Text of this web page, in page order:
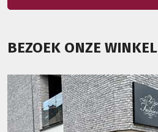
BEZOEK ONZE WINKEL